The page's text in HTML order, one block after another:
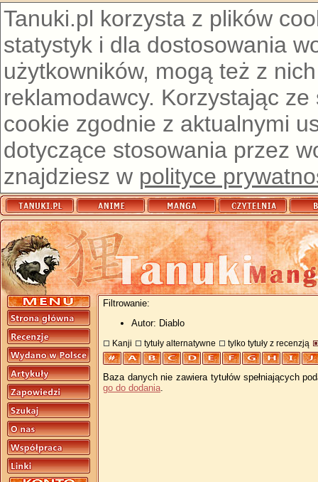
Tanuki.pl korzysta z plików
statystyk i dla dostosowania
użytkowników, mogą też z
reklamodawcy. Korzystając
cookie zgodnie z aktualnymi
dotyczące stosowania przez
znajdziesz w polityce
Filtrowanie:
Autor: Diablo
Kanji tytuły alternatywne tylko tytuły z recenzją
Baza danych nie zawiera tytułów spełniających
go do dodania.